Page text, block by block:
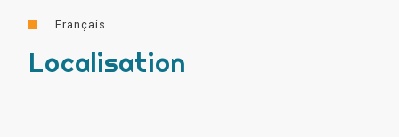
Français
Localisation